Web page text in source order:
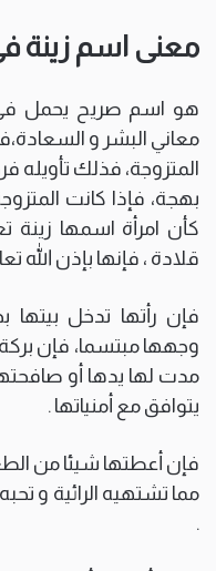
معنى اسم زينة
هو اسم صريح يحمل في
معاني البشر و
المتزوجة، فذلك تأويله
بهجة، فإذا كانت
كأن امرأة اسمها زينة
قلادة ، فإنها بإذن الله
فإن رأتها تدخل
وجهها مبتسما، فإن
مدت لها يدها أو
يتوافق مع أمنياتها .
فإن أعطتها شيئا من
مما تشتهيه الرائية و
.